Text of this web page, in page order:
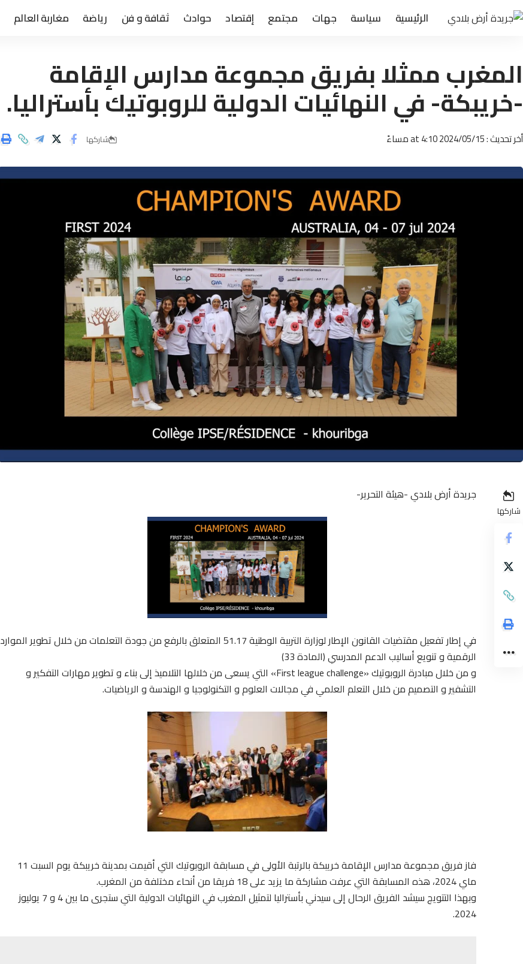
الرئيسية سياسة جهات مجتمع إقتصاد حوادث ثقافة و فن رياضة مغاربة العالم
المغرب ممثلا بفريق مجموعة مدارس الإقامة
-خريبكة- في النهائيات الدولية للروبوتيك بأستراليا.
أخر تحديث : 2024/05/15 at 4:10 مساءً شاركها
شاركها
جريدة أرض بلادي -هيئة التحرير-
في إطار تفعيل مقتضيات القانون الإطار لوزارة التربية الوطنية 51.17 المتعلق بالرفع من جودة التعلمات من خلال تطوير الموارد
الرقمية و تنويع أساليب الدعم المدرسي (المادة 33)
و من خلال مبادرة الروبوتيك «First league challenge» التي يسعى من خلالها التلاميذ إلى بناء و تطوير مهارات التفكير و
التشفير و التصميم من خلال التعلم العلمي في مجالات العلوم و التكنولوجيا و الهندسة و الرياضيات.
فاز فريق مجموعة مدارس الإقامة خريبكة بالرتبة الأولى في مسابقة الروبوتيك التي أقيمت بمدينة خريبكة يوم السبت 11
ماي 2024، هذه المسابقة التي عرفت مشاركة ما يزيد على 18 فريقا من أنحاء مختلفة من المغرب.
وبهذا التتويج سيشد الفريق الرحال إلى سيدني بأستراليا لتمثيل المغرب في النهائيات الدولية التي ستجرى ما بين 4 و 7 يوليوز
2024.